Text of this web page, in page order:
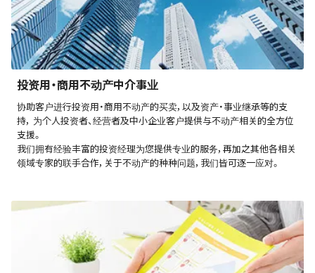
投资用・商用不动产中介事业
协助客户进行投资用・商用不动产的买卖，以及资产・事业继承等的支
持， 为个人投资者、经营者及中小企业客户提供与不动产相关的全方位
支援。
我们拥有经验丰富的投资经理为您提供专业的服务，再加之其他各相关
领域专家的联手合作，关于不动产的种种问题，我们皆可逐一应对。